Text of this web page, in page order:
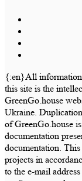
{:en}All
this site is the
GreenGo.house
Ukraine.
of GreenGo.house
documentation
documentation.
projects in
to the e-mail